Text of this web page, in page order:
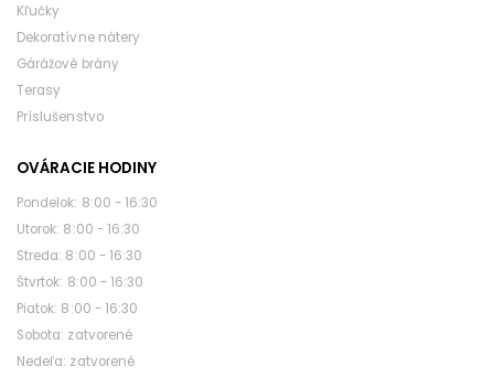
Kľučky
Dekoratívne nátery
Gárážové brány
Terasy
Príslušenstvo
OVÁRACIE HODINY
pondelok: 8:00 - 16:30
utorok: 8:00 - 16:30
streda: 8:00 - 16:30
štvrtok: 8:00 - 16:30
piatok: 8:00 - 16:30
sobota: zatvorené
nedeľa: zatvorené